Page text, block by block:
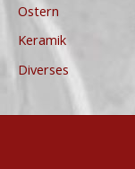
Ostern
Keramik
Diverses